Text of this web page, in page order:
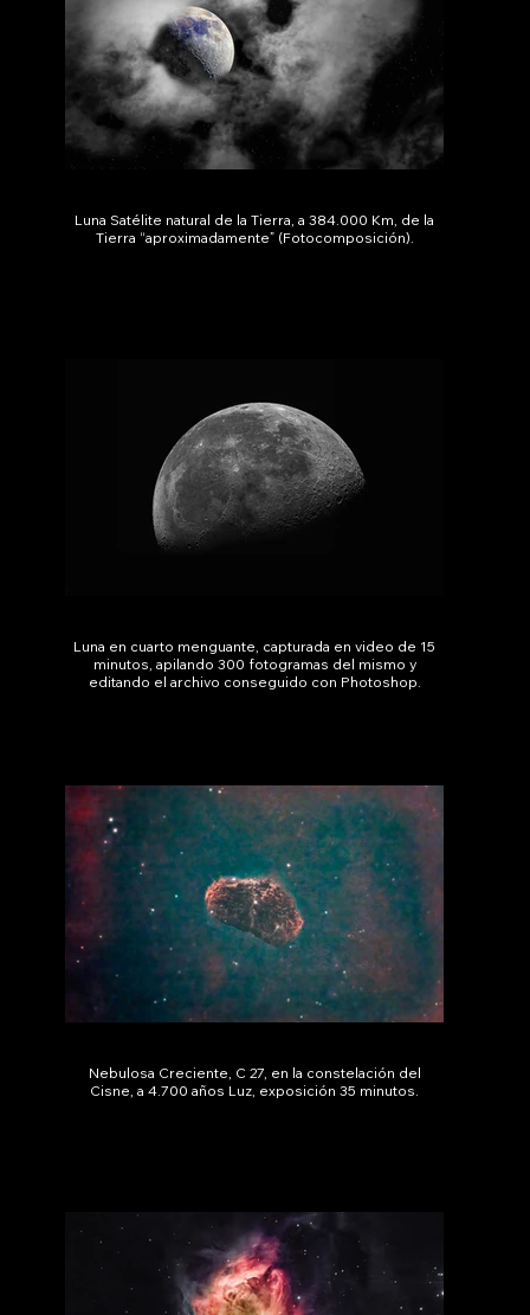
Luna Satélite natural de la Tierra, a 384.000 Km, de la
Tierra “aproximadamente” (Fotocomposición).
Luna en cuarto menguante, capturada en video de 15
minutos, apilando 300 fotogramas del mismo y
editando el archivo conseguido con Photoshop.
Nebulosa Creciente, C 27, en la constelación del
Cisne, a 4.700 años Luz, exposición 35 minutos.